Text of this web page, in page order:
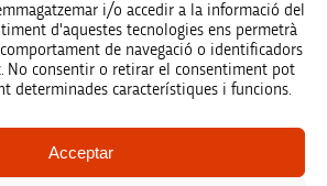
i/o accedir a la informació del
d'aquestes tecnologies ens permetrà
de navegació o identificadors
No consentir o retirar el consentiment pot
determinades característiques i funcions.
Acceptar
de dades